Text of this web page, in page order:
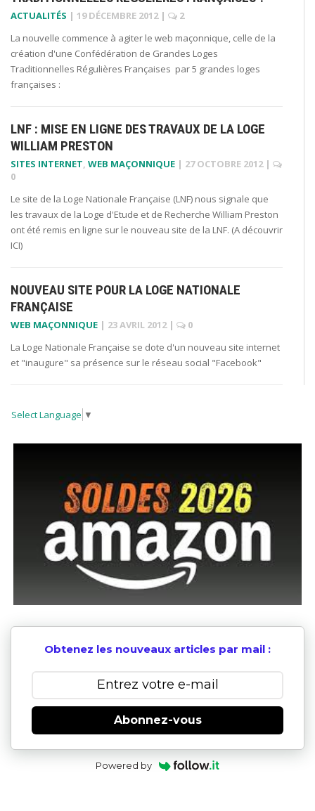
ACTUALITÉS | 19 DÉCEMBRE 2012 |
2
La nouvelle commence à agiter le web maçonnique, celle de la
création d'une Confédération de Grandes Loges
Traditionnelles Régulières Françaises par 5 grandes loges
françaises :
LNF : MISE EN LIGNE DES TRAVAUX DE LA LOGE
WILLIAM PRESTON
SITES INTERNET, WEB MAÇONNIQUE | 27 OCTOBRE 2012 |
0
Le site de la Loge Nationale Française (LNF) nous signale que
les travaux de la Loge d'Etude et de Recherche William Preston
ont été remis en ligne sur le nouveau site de la LNF. (A découvrir
ICI)
NOUVEAU SITE POUR LA LOGE NATIONALE
FRANÇAISE
WEB MAÇONNIQUE | 23 AVRIL 2012 |
0
La Loge Nationale Française se dote d'un nouveau site internet
et "inaugure" sa présence sur le réseau social "Facebook"
Select Language ▼
Obtenez les nouveaux articles par mail :
Abonnez-vous
Powered by